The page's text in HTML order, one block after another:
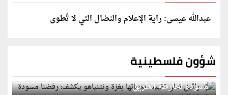
عبدالله عيسى: راية الإعلام والنضال التي لا تُطوى
شؤون فلسطينية
إسرائيل تعلن تقييد هجماتها بغزة ونتنياهو يكشف: رفضنا
مسودة لخارطة الطريق